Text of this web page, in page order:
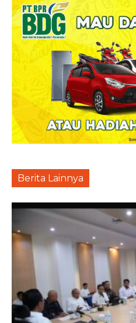
Berita Lainnya